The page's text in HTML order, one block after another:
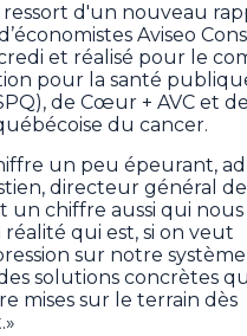
ressort d'un nouveau
Aviseo
et réalisé pour le
pour la santé
de Cœur + AVC et
du cancer.
un peu épeurant,
directeur général de
un chiffre aussi qui nous
réalité qui est, si on veut
sur notre
solutions concrètes
mises sur le terrain dès